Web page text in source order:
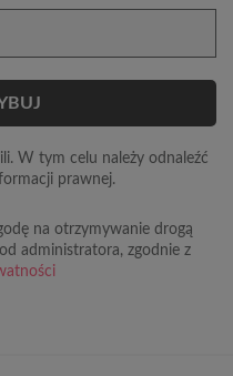
W tym celu należy odnaleźć
prawnej.
na otrzymywanie drogą
administratora, zgodnie z